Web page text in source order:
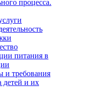
процесса.
питания в
и требования
детей и их